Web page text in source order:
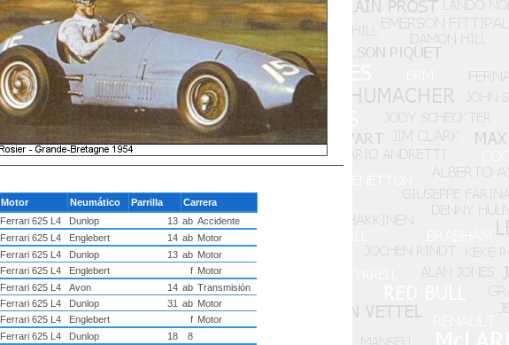
Motor Neumático Parrilla
Carrera
Ferrari 625 L4 Dunlop 13 ab Accidente
Ferrari 625 L4 Englebert 14 ab Motor
Ferrari 625 L4 Dunlop 13 ab Motor
Ferrari 625 L4 Englebert f Motor
Ferrari 625 L4 Avon 14 ab Transmisión
Ferrari 625 L4 Dunlop 31 ab Motor
Ferrari 625 L4 Englebert f Motor
Ferrari 625 L4 Dunlop 18
8